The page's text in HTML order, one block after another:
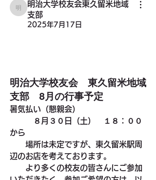
明治大学校友会東久留米地域支部
明治大学校友会東久留米地域
支部
2025年7月17日
明治大学校友会 東久留米地域
支部 8月の行事予定
暑気払い（懇親会）
８月３０日（土）　１８：００
から
場所は未定ですが、東久留米駅周
辺のお店を考えております。
より多くの校友の皆さんにご参加